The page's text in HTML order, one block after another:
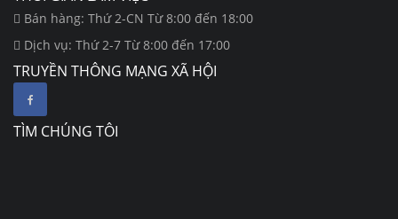
Bán hàng: Thứ 2-CN Từ 8:00 đến 18:00
Dịch vụ: Thứ 2-7 Từ 8:00 đến 17:00
TRUYỀN THÔNG MẠNG XÃ HỘI
TÌM CHÚNG TÔI